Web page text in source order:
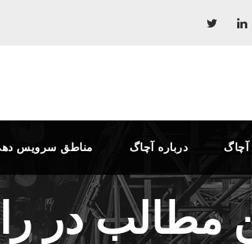
مناطق سرویس درباره آچاگ آچاگ
مطالب در